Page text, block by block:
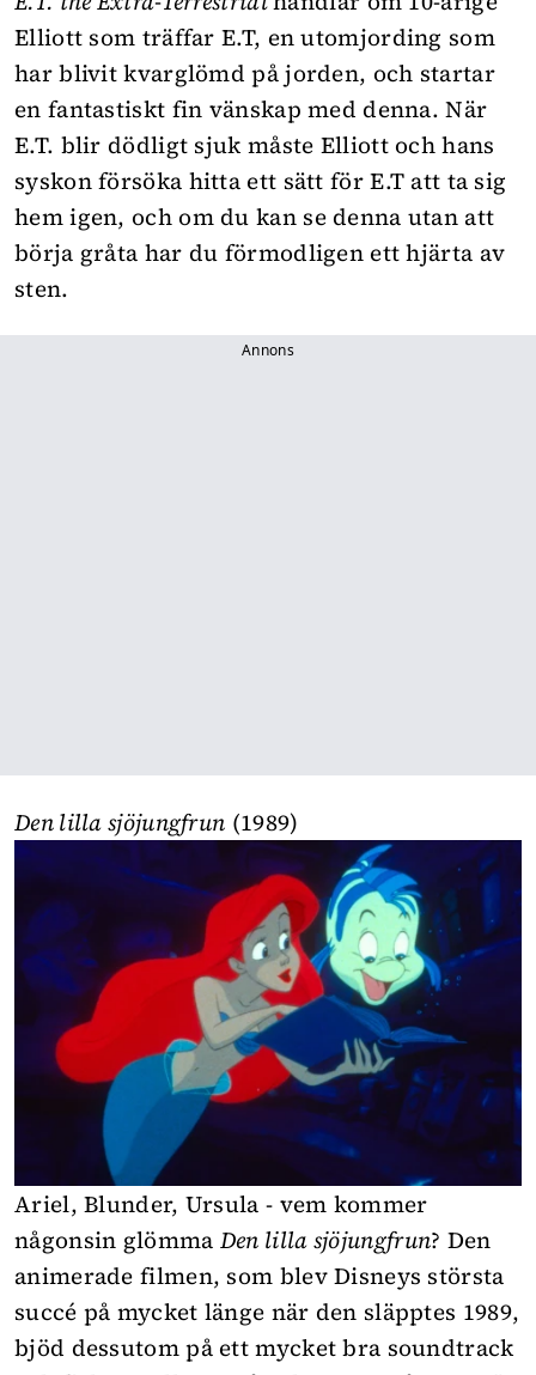
Elliott som träffar E.T, en utomjording som
har blivit kvarglömd på jorden, och startar
en fantastiskt fin vänskap med denna. När
E.T. blir dödligt sjuk måste Elliott och hans
syskon försöka hitta ett sätt för E.T att ta sig
hem igen, och om du kan se denna utan att
börja gråta har du förmodligen ett hjärta av
sten.
Annons
Den lilla sjöjungfrun (1989)
Ariel, Blunder, Ursula - vem kommer
någonsin glömma Den lilla sjöjungfrun? Den
animerade filmen, som blev Disneys största
succé på mycket länge när den släpptes 1989,
bjöd dessutom på ett mycket bra soundtrack